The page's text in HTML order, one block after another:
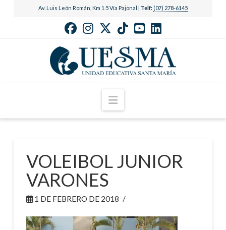
Av. Luis León Román, Km 1.5 Vía Pajonal | Telf: (07) 278-6145
Navigation
VOLEIBOL JUNIOR
VARONES
1 DE FEBRERO DE 2018